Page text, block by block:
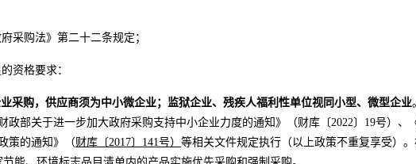
采购法》第二十二条规定；
资格要求：
采购，供应商须为中小微企业；监狱企业、残疾人福利性单位视同小型、微型企业
政部关于进一步加大政府采购支持中小企业力度的通知》（财库〔2022〕19号）
策的通知》（财库〔2017〕141号） 等相关文件规定执行（以上政策不重复享受）